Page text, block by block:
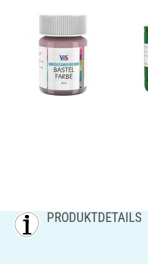
PRODUKTDETAILS